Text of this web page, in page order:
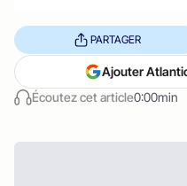
Écoutez cet article0:00min
PARTAGER
Ajouter